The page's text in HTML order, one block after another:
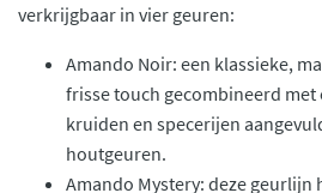
verkrijgbaar in vier geuren:
Amando Noir: een klassieke,
frisse touch gecombineerd met
kruiden en specerijen
houtgeuren.
Amando Mystery: deze geurlijn